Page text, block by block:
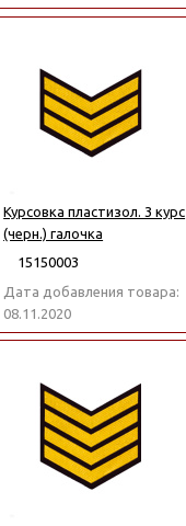
Курсовка пластизол. 3 курс
(черн.) галочка
15150003
Дата добавления товара:
08.11.2020